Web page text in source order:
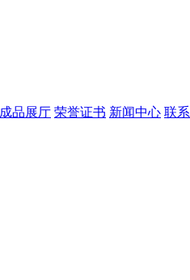
成品展厅 荣誉证书 新闻中心 联